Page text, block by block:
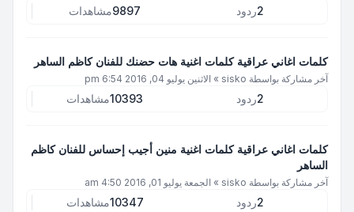
2ردود 9897مشاهدات
كلمات اغاني عراقية كلمات اغنية هات حضنك للفنان كاظم الساهر
آخر مشاركة بواسطة sisko
» الاثنين يوليو 04, 2016 6:54 pm
2ردود 10393مشاهدات
كلمات اغاني عراقية كلمات اغنية منين أجيب إحساس للفنان كاظم
الساهر
آخر مشاركة بواسطة sisko
» الجمعة يوليو 01, 2016 4:50 am
2ردود 10347مشاهدات